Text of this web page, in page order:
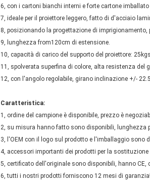
6, con i cartoni bianchi interni e forte cartone
7, ideale per il proiettore leggero, fatto di d'acciaio
8, posizionando la progettazione di
9, lunghezza from120cm di estensione.
10, capacità di carico del supporto del proiettore: 25kgs
11, spolverata superfina di colore, alta resistenza del
12, con l'angolo regolabile, girano inclinazione +/-
Caratteristica:
1, ordine del campione è disponibile, prezzo è
2, su misura hanno fatto sono disponibili, lunghezza
3, l'OEM con il logo sul prodotto e l'imballaggio sono
4, accessori importanti dei prodotti per la sostituzione
5, certificato dell'originale sono disponibili, hanno CE,
6, tutti i nostri prodotti forniscono 12 mesi di